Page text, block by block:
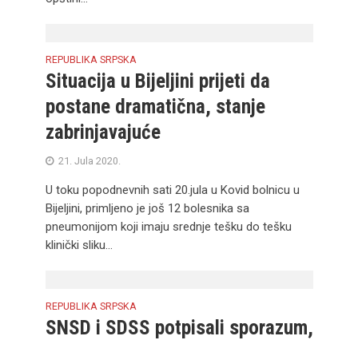
REPUBLIKA SRPSKA
Situacija u Bijeljini prijeti da
postane dramatična, stanje
zabrinjavajuće
21. Jula 2020.
U toku popodnevnih sati 20.jula u Kovid bolnicu u
Bijeljini, primljeno je još 12 bolesnika sa
pneumonijom koji imaju srednje tešku do tešku
klinički sliku...
REPUBLIKA SRPSKA
SNSD i SDSS potpisali sporazum,